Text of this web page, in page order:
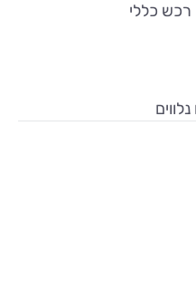
רכש כללי